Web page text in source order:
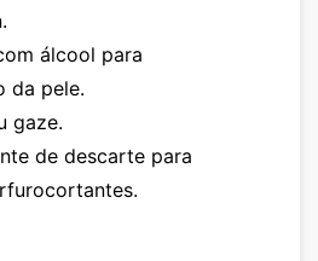
.
álcool para
da pele.
gaze.
de descarte para